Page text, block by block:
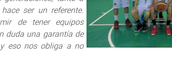
ser un referente.
de tener equipos
duda una garantía de
eso nos obliga a no